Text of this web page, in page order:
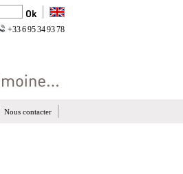
+33 6 95 34 93 78
Nous contacter